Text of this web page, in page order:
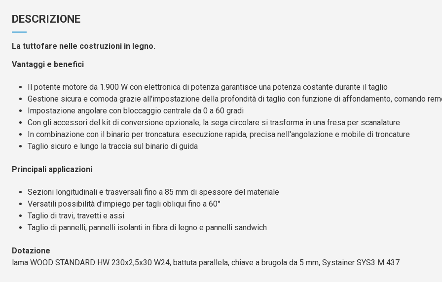
DESCRIZIONE
La tuttofare nelle costruzioni in legno.
Vantaggi e benefici
Il potente motore da 1.900 W con elettronica di potenza garantisce una potenza costante durante il taglio
Gestione sicura e comoda grazie all'impostazione della profondità di taglio con funzione di affondamento, comando
Impostazione angolare con bloccaggio centrale da 0 a 60 gradi
Con gli accessori del kit di conversione opzionale, la sega circolare si trasforma in una fresa per scanalature
In combinazione con il binario per troncatura: esecuzione rapida, precisa nell'angolazione e mobile di troncature
Taglio sicuro e lungo la traccia sul binario di guida
Principali applicazioni
Sezioni longitudinali e trasversali fino a 85 mm di spessore del materiale
Versatili possibilità d'impiego per tagli obliqui fino a 60°
Taglio di travi, travetti e assi
Taglio di pannelli, pannelli isolanti in fibra di legno e pannelli sandwich
Dotazione
lama WOOD STANDARD HW 230x2,5x30 W24, battuta parallela, chiave a brugola da 5 mm, Systainer SYS3 M 437